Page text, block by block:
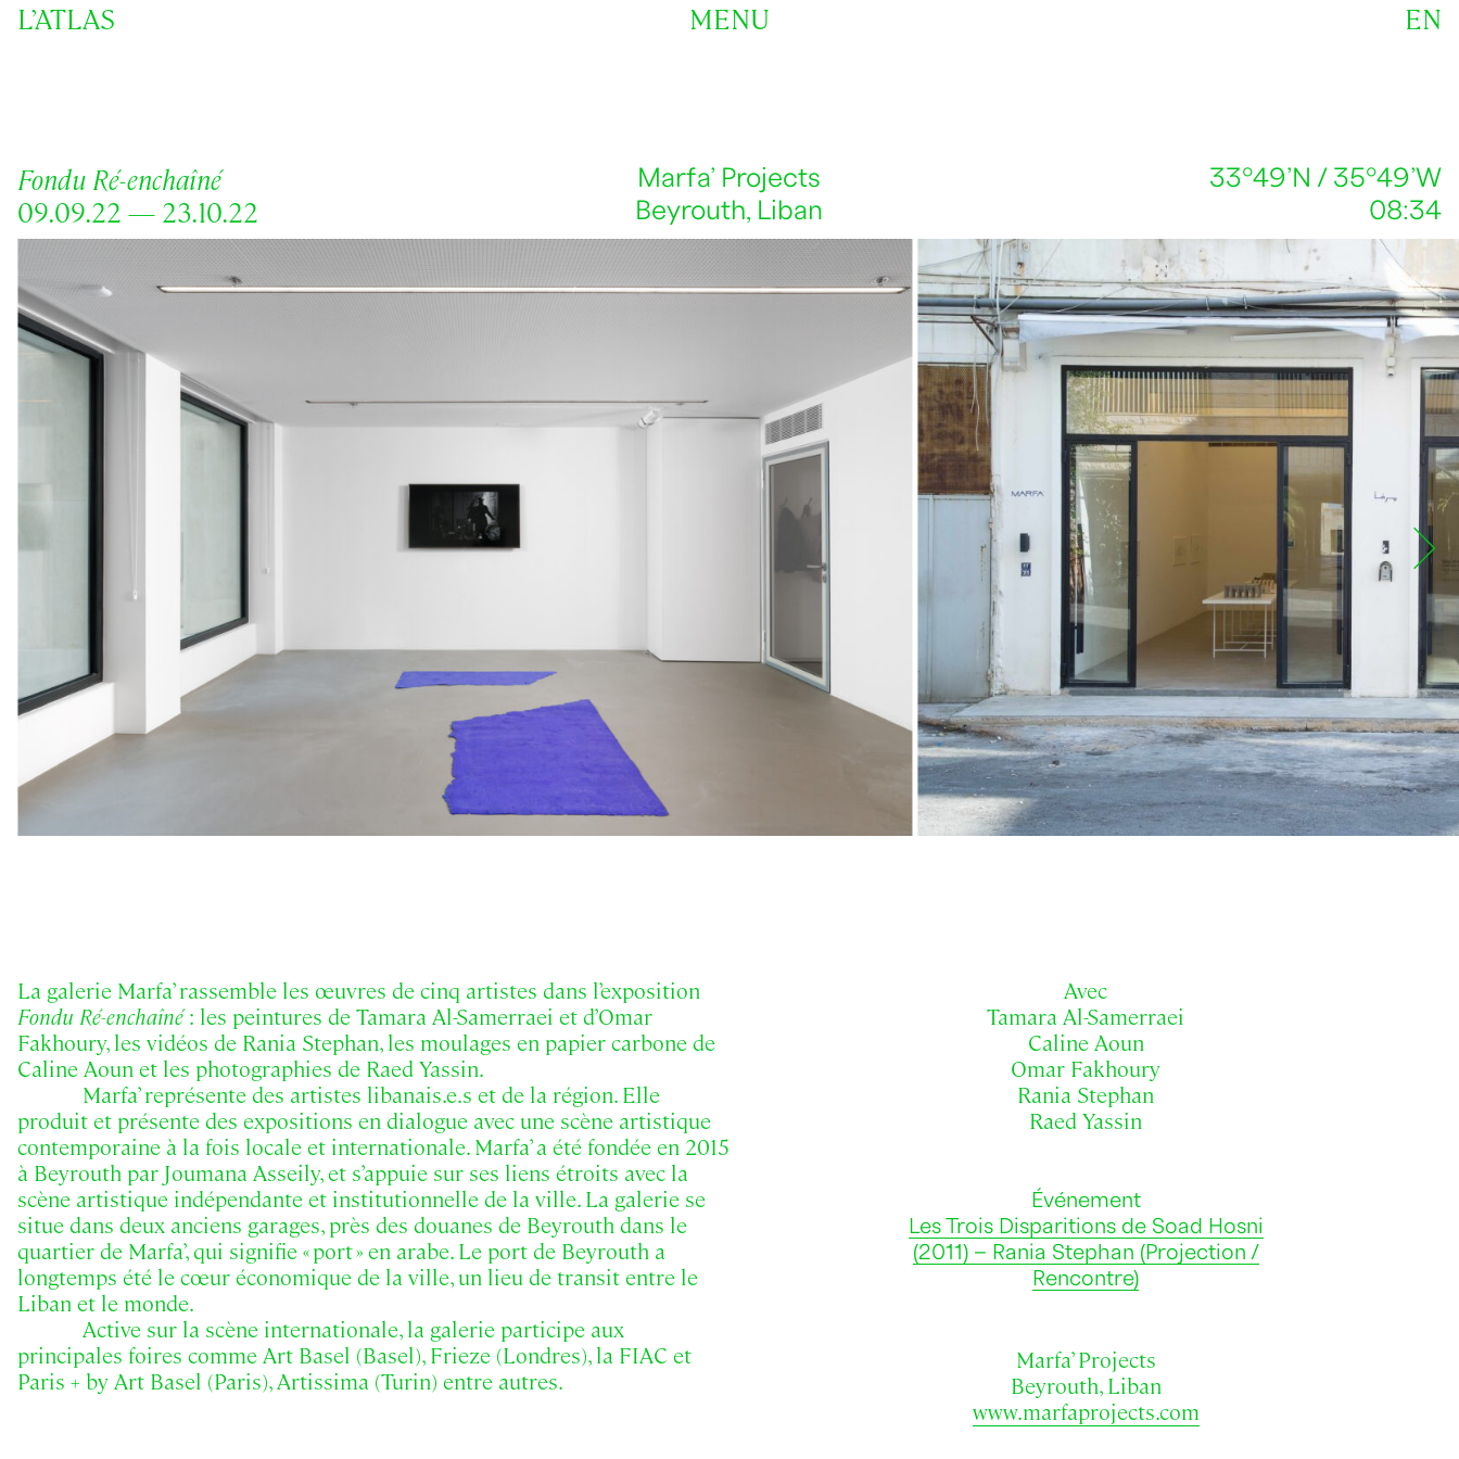
L’ATLAS MENU EN
Fondu Ré-enchaîné
09.09.22 — 23.10.22
Marfa’ Projects
Beyrouth, Liban
33°49’N / 35°49’W
08:34
La galerie Marfa’ rassemble les œuvres de cinq artistes dans l’exposition
Fondu Ré-enchaîné: les peintures de Tamara Al-Samerraei et d’Omar
Fakhoury, les vidéos de Rania Stephan, les moulages en papier carbone de
Caline Aoun et les photographies de Raed Yassin.
Marfa’ représente des artistes libanais.e.s et de la région. Elle
produit et présente des expositions en dialogue avec une scène artistique
contemporaine à la fois locale et internationale. Marfa’ a été fondée en 2015
à Beyrouth par Joumana Asseily, et s’appuie sur ses liens étroits avec la
scène artistique indépendante et institutionnelle de la ville. La galerie se
situe dans deux anciens garages, près des douanes de Beyrouth dans le
quartier de Marfa’, qui signifie « port » en arabe. Le port de Beyrouth a
longtemps été le cœur économique de la ville, un lieu de transit entre le
Liban et le monde.
Active sur la scène internationale, la galerie participe aux
principales foires comme Art Basel (Basel), Frieze (Londres), la FIAC et
Paris + by Art Basel (Paris), Artissima (Turin) entre autres.
Avec
Tamara Al-Samerraei
Caline Aoun
Omar Fakhoury
Rania Stephan
Raed Yassin
Événement
Les Trois Disparitions de Soad Hosni
(2011) – Rania Stephan (Projection /
Rencontre)
Marfa’ Projects
Beyrouth, Liban
www.marfaprojects.com